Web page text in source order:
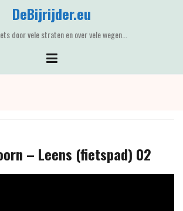
DeBijrijder.eu
door vele straten en over vele wegen...
– Leens (fietspad) 02